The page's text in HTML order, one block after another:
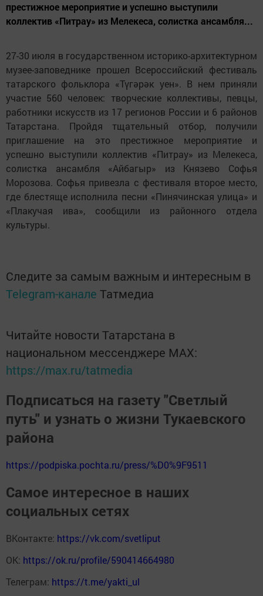
престижное мероприятие и успешно выступили
коллектив «Питрау» из Мелекеса, солистка ансамбля...
27-30 июля в государственном историко-архитектурном
музее-заповеднике прошел Всероссийский фестиваль
татарского фольклора «Түгәрәк уен». В нем приняли
участие 560 человек: творческие коллективы, певцы,
работники искусств из 17 регионов России и 6 районов
Татарстана. Пройдя тщательный отбор, получили
приглашение на это престижное мероприятие и
успешно выступили коллектив «Питрау» из Мелекеса,
солистка ансамбля «Айбагыр» из Князево Софья
Морозова. Софья привезла с фестиваля второе место,
где блестяще исполнила песни «Пинячинская улица» и
«Плакучая ива», сообщили из районного отдела
культуры.
Следите за самым важным и интересным в
Telegram-канале Татмедиа
Читайте новости Татарстана в
национальном мессенджере MАХ:
https://max.ru/tatmedia
Подписаться на газету "Светлый
путь" и узнать о жизни Тукаевского
района
https://podpiska.pochta.ru/press/%D0%9F9511
Самое интересное в наших
социальных сетях
ВКонтакте: https://vk.com/svetliput
ОК: https://ok.ru/profile/590414664980
Телеграм: https://t.me/yakti_ul